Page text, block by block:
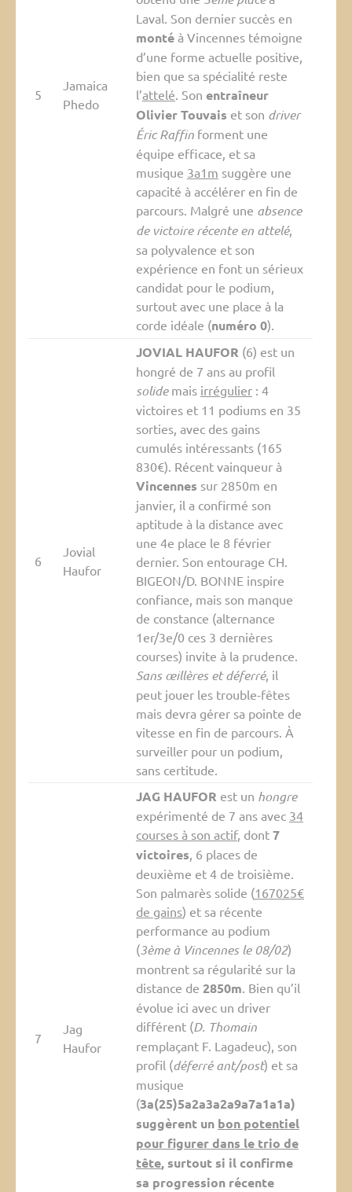
5
Jamaica
Phedo
Laval. Son dernier succès en
montéà Vincennes témoigne
d’une forme actuelle positive,
bien que sa spécialité reste
l’attelé. Son entraîneur
Olivier Touvais et son driver
Éric Raffinforment une
équipe efficace, et sa
musique 3a1m suggère une
capacité à accélérer en fin de
parcours. Malgré une absence
de victoire récente en attelé,
sa polyvalence et son
expérience en font un sérieux
candidat pour le podium,
surtout avec une place à la
corde idéale (numéro 0).
6
Jovial
Haufor
JOVIAL HAUFOR (6) est un
hongré de 7 ans au profil
solidemais irrégulier: 4
victoires et 11 podiums en 35
sorties, avec des gains
cumulés intéressants (165
830€). Récent vainqueur à
Vincennes sur 2850m en
janvier, il a confirmé son
aptitude à la distance avec
une 4e place le 8 février
dernier. Son entourage CH.
BIGEON/D. BONNE inspire
confiance, mais son manque
de constance (alternance
1er/3e/0 ces 3 dernières
courses) invite à la prudence.
Sans œillères et déferré, il
peut jouer les trouble-fêtes
mais devra gérer sa pointe de
vitesse en fin de parcours. À
surveiller pour un podium,
sans certitude.
7
Jag
Haufor
JAG HAUFOR est un hongre
expérimenté de 7 ans avec 34
courses à son actif, dont 7
victoires, 6 places de
deuxième et 4 de troisième.
Son palmarès solide (167025€
de gains) et sa récente
performance au podium
(3ème à Vincennes le 08/02)
montrent sa régularité sur la
distance de 2850m. Bien qu’il
évolue ici avec un driver
différent (D. Thomain
remplaçant F. Lagadeuc), son
profil (déferré ant/post) et sa
musique
(3a(25)5a2a3a2a9a7a1a1a)
suggèrent un bon potentiel
pour figurer dans le trio de
tête, surtout si il confirme
sa progression récente